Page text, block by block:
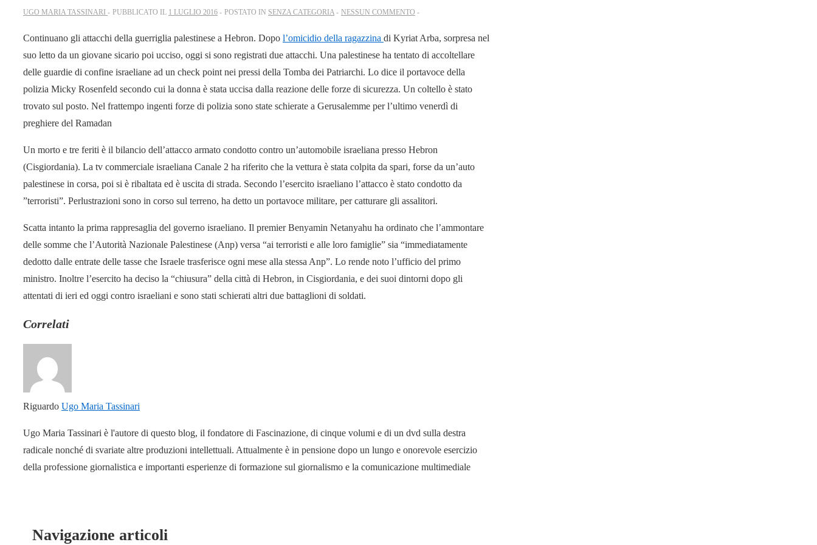
UGO MARIA TASSINARI PUBBLICATO IL 1 LUGLIO 2016 POSTATO IN SENZA CATEGORIA NESSUN COMMENTO
Continuano gli attacchi della guerriglia palestinese a Hebron. Dopo l’omicidio della ragazzina di Kyriat Arba, sorpresa nel
suo letto da un giovane sicario poi ucciso, oggi si sono registrati due attacchi. Una palestinese ha tentato di accoltellare
delle guardie di confine israeliane ad un check point nei pressi della Tomba dei Patriarchi. Lo dice il portavoce della
polizia Micky Rosenfeld secondo cui la donna è stata uccisa dalla reazione delle forze di sicurezza. Un coltello è stato
trovato sul posto. Nel frattempo ingenti forze di polizia sono state schierate a Gerusalemme per l’ultimo venerdì di
preghiere del Ramadan
Un morto e tre feriti è il bilancio dell’attacco armato condotto contro un’automobile israeliana presso Hebron
(Cisgiordania). La tv commerciale israeliana Canale 2 ha riferito che la vettura è stata colpita da spari, forse da un’auto
palestinese in corsa, poi si è ribaltata ed è uscita di strada. Secondo l’esercito israeliano l’attacco è stato condotto da
”terroristi”. Perlustrazioni sono in corso sul terreno, ha detto un portavoce militare, per catturare gli assalitori.
Scatta intanto la prima rappresaglia del governo israeliano. Il premier Benyamin Netanyahu ha ordinato che l’ammontare
delle somme che l’Autorità Nazionale Palestinese (Anp) versa “ai terroristi e alle loro famiglie” sia “immediatamente
dedotto dalle entrate delle tasse che Israele trasferisce ogni mese alla stessa Anp”. Lo rende noto l’ufficio del primo
ministro. Inoltre l’esercito ha deciso la “chiusura” della città di Hebron, in Cisgiordania, e dei suoi dintorni dopo gli
attentati di ieri ed oggi contro israeliani e sono stati schierati altri due battaglioni di soldati.
Correlati
Riguardo Ugo Maria Tassinari
Ugo Maria Tassinari è l'autore di questo blog, il fondatore di Fascinazione, di cinque volumi e di un dvd sulla destra
radicale nonché di svariate altre produzioni intellettuali. Attualmente è in pensione dopo un lungo e onorevole esercizio
della professione giornalistica e importanti esperienze di formazione sul giornalismo e la comunicazione multimediale
Navigazione articoli